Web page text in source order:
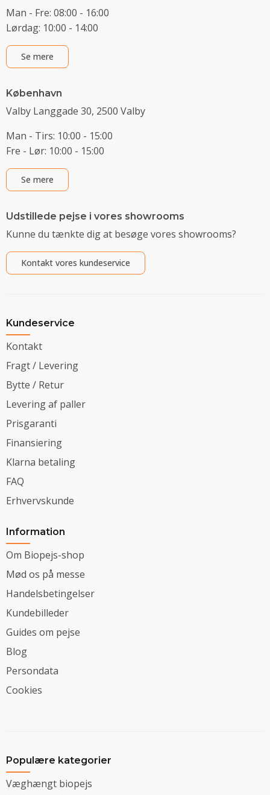
Man - Fre: 08:00 - 16:00
Lørdag: 10:00 - 14:00
Se mere
København
Valby Langgade 30, 2500 Valby
Man - Tirs: 10:00 - 15:00
Fre - Lør: 10:00 - 15:00
Se mere
Udstillede pejse i vores showrooms
Kunne du tænkte dig at besøge vores showrooms?
Kontakt vores kundeservice
Kundeservice
Kontakt
Fragt / Levering
Bytte / Retur
Levering af paller
Prisgaranti
Finansiering
Klarna betaling
FAQ
Erhvervskunde
Information
Om Biopejs-shop
Mød os på messe
Handelsbetingelser
Kundebilleder
Guides om pejse
Blog
Persondata
Cookies
Populære kategorier
Væghængt biopejs